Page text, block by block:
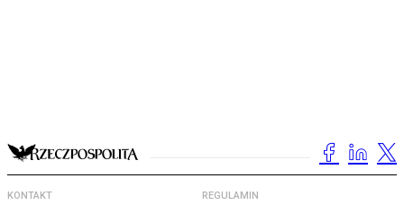
KONTAKT REGULAMIN